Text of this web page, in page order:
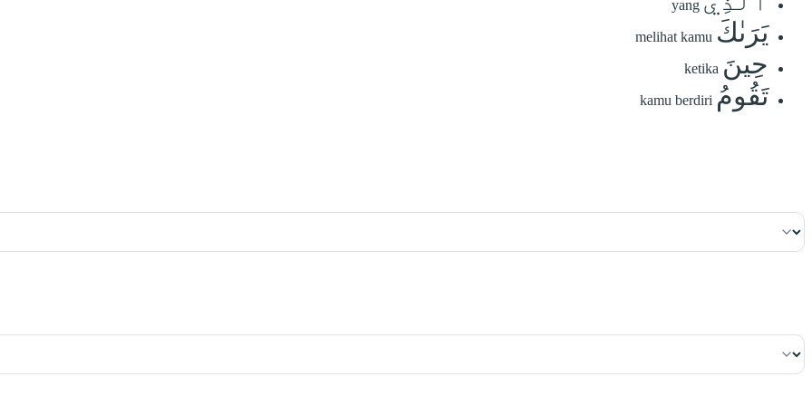
yang
يَرَىٰكَ melihat kamu
حِينَ ketika
تَقُومُ kamu berdiri